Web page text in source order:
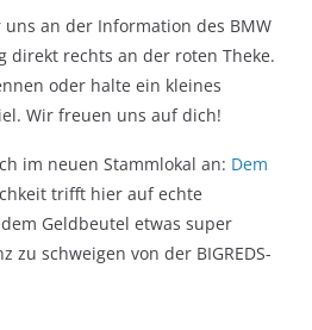
an der Information des BMW
direkt rechts an der roten Theke.
oder halte ein kleines
Wir freuen uns auf dich!
im neuen Stammlokal an: Dem
trifft hier auf echte
Geldbeutel etwas super
zu schweigen von der BIGREDS-